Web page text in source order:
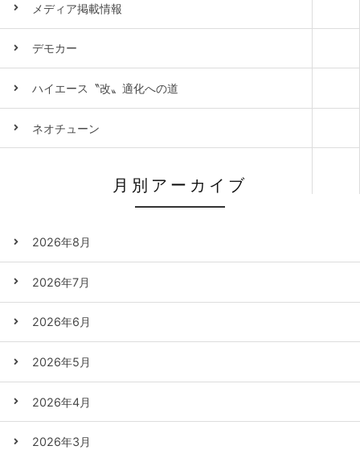
メディア掲載情報
デモカー
ハイエース〝改〟適化への道
ネオチューン
月別アーカイブ
2026年8月
2026年7月
2026年6月
2026年5月
2026年4月
2026年3月